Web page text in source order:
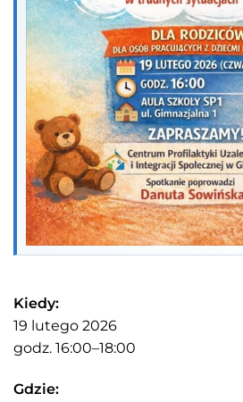
Kiedy:
19 lutego 2026
godz. 16:00–18:00
Gdzie: